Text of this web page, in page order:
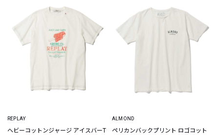
REPLAY
ヘビーコットンジャージ アイスバーT
ALMOND
ペリカンバックプリント ロゴコット